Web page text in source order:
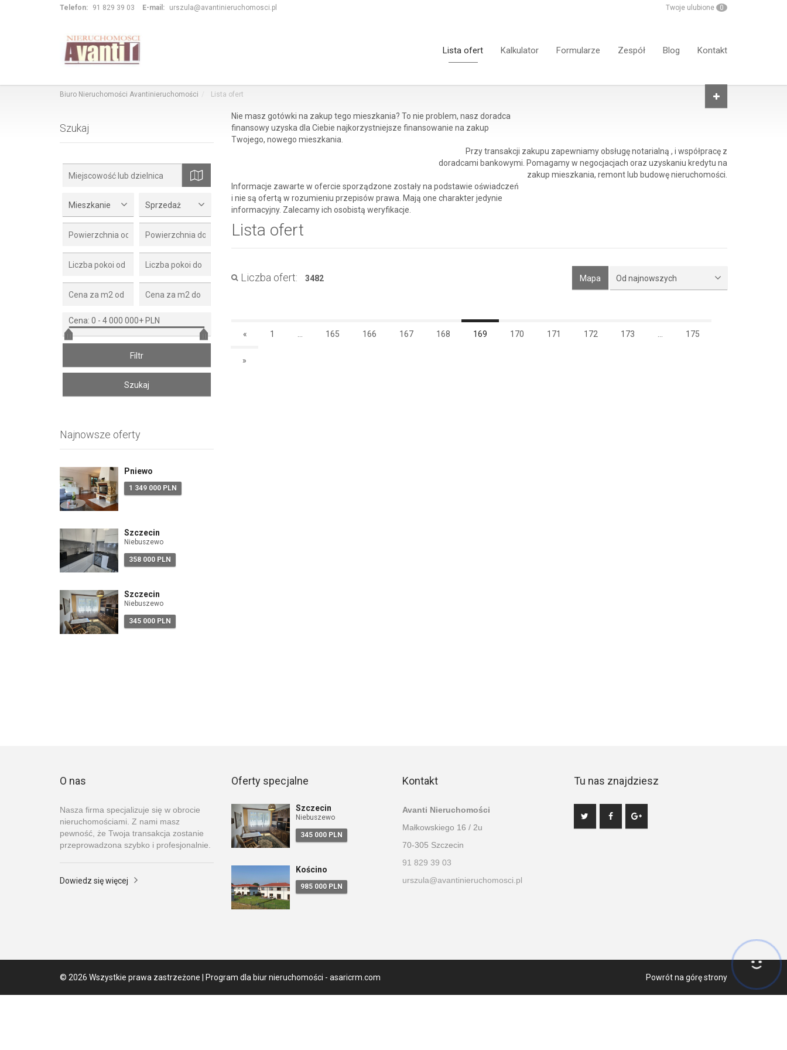
Telefon: 91 829 39 03 E-mail: urszula@avantinieruchomosci.pl Twoje ulubione 0
Lista ofert Kalkulator Formularze Zespół Blog Kontakt
Biuro Nieruchomości Avantinieruchomości Lista ofert
Szukaj
Mieszkanie Sprzedaż
Cena: 0 - 4 000 000+ PLN
Najnowsze oferty
Pniewo
1 349 000 PLN
Szczecin
Niebuszewo
358 000 PLN
Szczecin
Niebuszewo
345 000 PLN
Nie masz gotówki na zakup tego mieszkania? To nie problem, nasz doradca
finansowy uzyska dla Ciebie najkorzystniejsze finansowanie na zakup
Twojego, nowego mieszkania.
Przy transakcji zakupu zapewniamy obsługę notarialną , i współpracę z
doradcami bankowymi. Pomagamy w negocjacjach oraz uzyskaniu kredytu na
zakup mieszkania, remont lub budowę nieruchomości.
Informacje zawarte w ofercie sporządzone zostały na podstawie oświadczeń
i nie są ofertą w rozumieniu przepisów prawa. Mają one charakter jedynie
informacyjny. Zalecamy ich osobistą weryfikacje.
Lista ofert
Liczba ofert: 3482 Mapa Od najnowszych
« 1 165 166 167 168 169 170 171 172 173 175
»
O nas
Nasza firma specjalizuje się w obrocie
nieruchomościami. Z nami masz
pewność, że Twoja transakcja zostanie
przeprowadzona szybko i profesjonalnie.
Dowiedz się więcej
Oferty specjalne
Szczecin
Niebuszewo
345 000 PLN
Kościno
985 000 PLN
Kontakt
Avanti Nieruchomości
Małkowskiego 16 / 2u
70-305 Szczecin
91 829 39 03
urszula@avantinieruchomosci.pl
Tu nas znajdziesz
© 2026 Wszystkie prawa zastrzeżone | Program dla biur nieruchomości - asaricrm.com Powrót na górę strony